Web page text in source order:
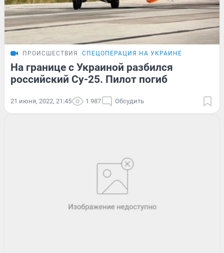
ПРОИСШЕСТВИЯ СПЕЦОПЕРАЦИЯ НА УКРАИНЕ
На границе с Украиной разбился
российский Су-25. Пилот погиб
21 июня, 2022, 21:45 1 987 Обсудить